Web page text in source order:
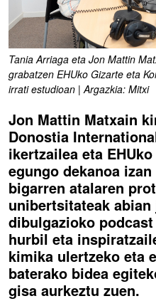
Tania Arriaga eta Jon Mattin
grabatzen EHUko Gizarte eta
irrati estudioan | Argazkia: Mitxi
Jon Mattin Matxain
Donostia
ikertzailea eta
egungo dekanoa
bigarren atalaren
unibertsitateak
dibulgazioko
hurbil eta
kimika ulertzeko eta
baterako bidea
gisa aurkeztu zuen.